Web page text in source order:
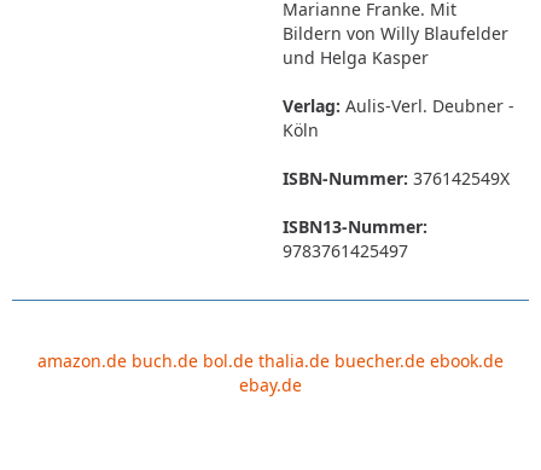
Marianne Franke. Mit
Bildern von Willy Blaufelder
und Helga Kasper
Verlag: Aulis-Verl. Deubner -
Köln
ISBN-Nummer: 376142549X
ISBN13-Nummer:
9783761425497
amazon.de buch.de bol.de thalia.de buecher.de ebook.de
ebay.de